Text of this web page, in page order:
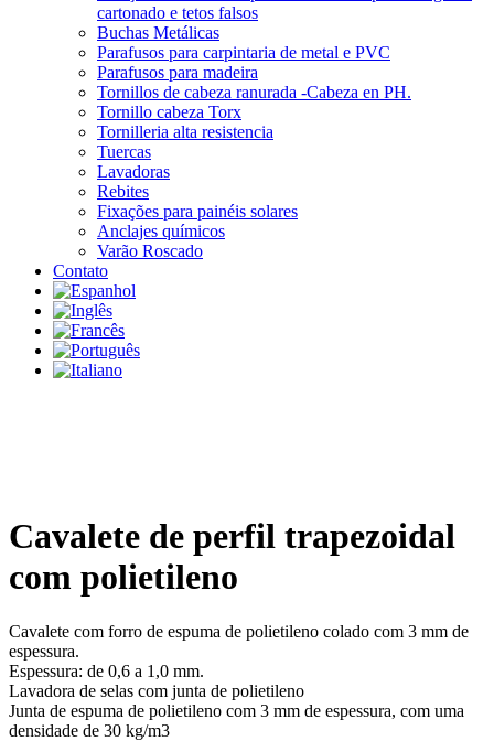
cartonado e tetos falsos
Buchas Metálicas
Parafusos para carpintaria de metal e PVC
Parafusos para madeira
Tornillos de cabeza ranurada -Cabeza en PH.
Tornillo cabeza Torx
Tornilleria alta resistencia
Tuercas
Lavadoras
Rebites
Fixações para painéis solares
Anclajes químicos
Varão Roscado
Contato
Cavalete de perfil trapezoidal
com polietileno
Cavalete com forro de espuma de polietileno colado com 3 mm de
espessura.
Espessura: de 0,6 a 1,0 mm.
Lavadora de selas com junta de polietileno
Junta de espuma de polietileno com 3 mm de espessura, com uma
densidade de 30 kg/m3